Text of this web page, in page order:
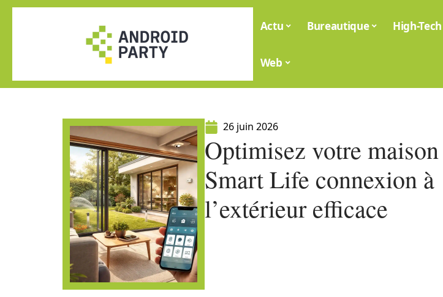
Actu Bureautique High-Tech
Web
26 juin 2026
Optimisez votre
Smart Life connexion à
l’extérieur efficace